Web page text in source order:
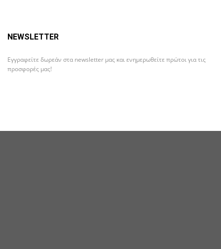
NEWSLETTER
Εγγραφείτε δωρεάν στα newsletter μας και ενημερωθείτε πρώτοι για τις
προσφορές μας!